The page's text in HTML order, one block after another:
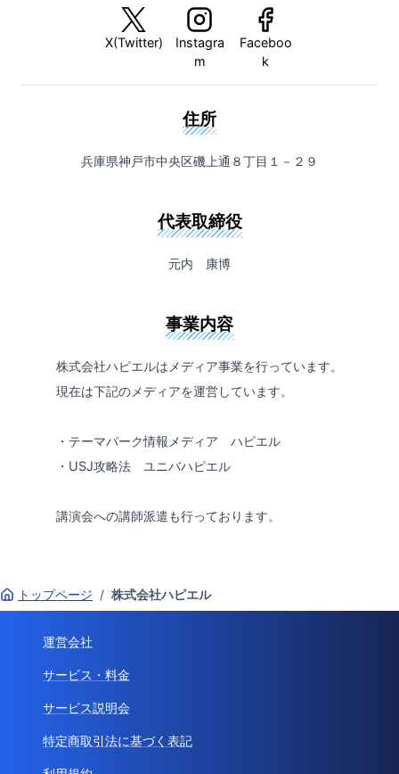
X(Twitter)
Instagra
m
Faceboo
k
住所
兵庫県神戸市中央区磯上通８丁目１－２９
代表取締役
元内 康博
事業内容
株式会社ハピエルはメディア事業を行っています。
現在は下記のメディアを運営しています。
・テーマパーク情報メディア ハピエル
・USJ攻略法 ユニバハピエル
講演会への講師派遣も行っております。
トップページ / 株式会社ハピエル
運営会社
サービス・料金
サービス説明会
特定商取引法に基づく表記